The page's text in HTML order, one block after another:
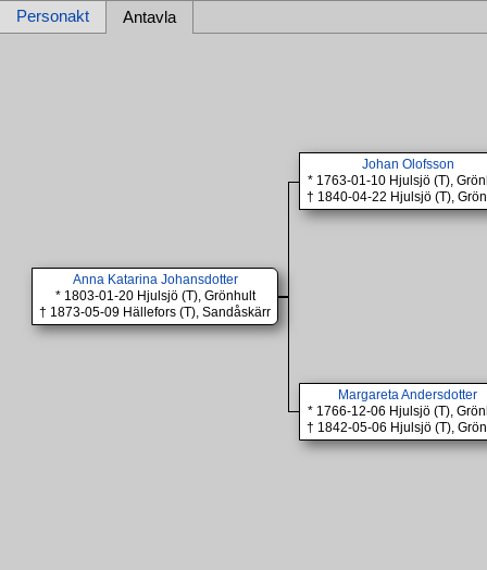
Personakt Antavla
Anna Katarina Johansdotter
* 1803-01-20 Hjulsjö (T), Grönhult
† 1873-05-09 Hällefors (T), Sandåskärr
Johan Olofsson
* 1763-01-10 Hjulsjö (T),
† 1840-04-22 Hjulsjö (T),
Margareta Andersdotter
* 1766-12-06 Hjulsjö (T),
† 1842-05-06 Hjulsjö (T),